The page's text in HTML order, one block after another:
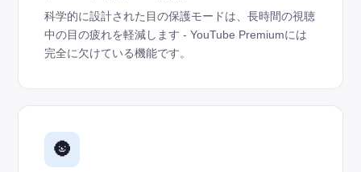
科学的に設計された目の保護モードは、長時間の視聴
中の目の疲れを軽減します - YouTube Premiumには
完全に欠けている機能です。
🌚